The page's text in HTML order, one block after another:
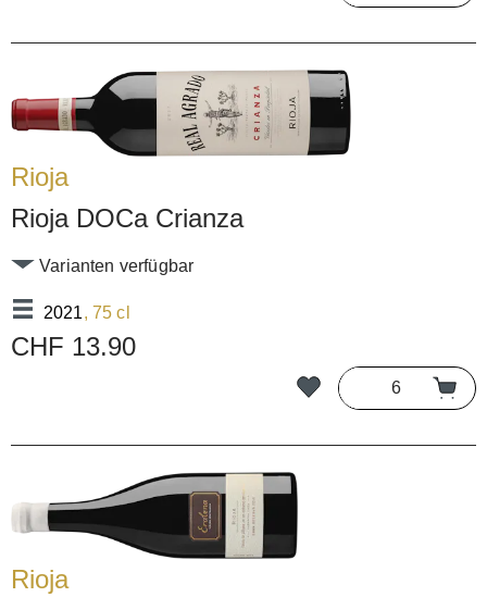
Rioja
Rioja DOCa Crianza
2021, 75 cl
Varianten verfügbar
CHF 13.90
Rioja